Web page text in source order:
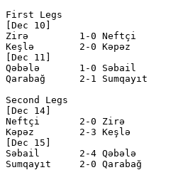
First Legs
[Dec 10]
Zirə         1-0 Neftçi
Keşlə        2-0 Kəpəz
[Dec 11]
Qəbələ       1-0 Səbail
Qarabağ      2-1 Sumqayıt
Second Legs
[Dec 14]
Neftçi       2-0 Zirə
Kəpəz        2-3 Keşlə
[Dec 15]
Səbail       2-4 Qəbələ
Sumqayıt     2-0 Qarabağ